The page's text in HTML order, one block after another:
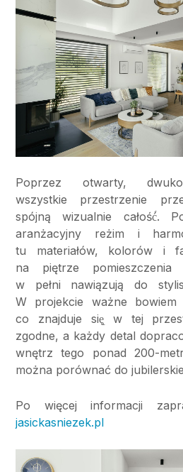
Poprzez otwarty,
wszystkie przestrzenie
spójną wizualnie całość́.
aranżacyjny reżim i
tu materiałów, kolorów i
na piętrze pomieszczenia
w pełni nawiązują do
W projekcie ważne bowiem
co znajduje się̨ w tej
zgodne, a każdy detal
wnętrz tego ponad 200-
można porównać do
Po więcej informacji
jasickasniezek.pl